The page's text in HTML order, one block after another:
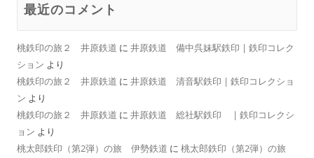
最近のコメント
桃鉄印の旅２ 井原鉄道 に 井原鉄道 備中呉妹駅鉄印 | 鉄印コレク
ション より
桃鉄印の旅２ 井原鉄道 に 井原鉄道 清音駅鉄印 | 鉄印コレクショ
ン より
桃鉄印の旅２ 井原鉄道 に 井原鉄道 総社駅鉄印 | 鉄印コレクシ
ョン より
桃太郎鉄印（第2弾）の旅 伊勢鉄道 に 桃太郎鉄印（第2弾）の旅